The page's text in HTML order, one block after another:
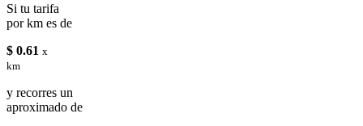
Si tu tarifa
por km es de
$ 0.61 x
km
y recorres un
aproximado de